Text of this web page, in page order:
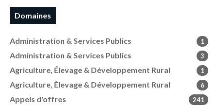
Domaines
Administration & Services Publics 1
Administration & Services Publics 3
Agriculture, Élevage & Développement Rural 1
Agriculture, Élevage & Développement Rural 6
Appels d'offres 241